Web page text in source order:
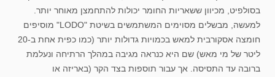
בסולפיט, מכיוון ששאריות החומר יכולות להתחמצן מאוחר יותר.
למעשה, מבשלים מסוימים המשתמשים בשיטת "LODO" מוסיפים
חומצה אסקורבית למאש בכמויות גדולות יותר (כמו כפית אחת ב-20
ליטר של מי מאש) שם היא כנראה מגיבה במהלך הרתיחה ונעלמת
ברובה עד התסיסה. אך עבור תוספות בצד הקר (באריזה או